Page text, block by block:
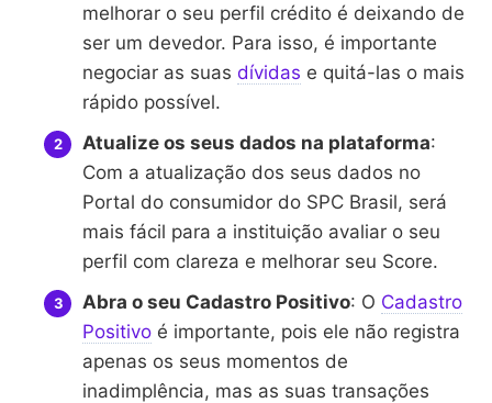
melhorar o seu perfil crédito é deixando de
ser um devedor. Para isso, é importante
negociar as suas dívidas e quitá-las o mais
rápido possível.
Atualize os seus dados na plataforma:
Com a atualização dos seus dados no
Portal do consumidor do SPC Brasil, será
mais fácil para a instituição avaliar o seu
perfil com clareza e melhorar seu Score.
Abra o seu Cadastro Positivo: O Cadastro
Positivo é importante, pois ele não registra
apenas os seus momentos de
inadimplência, mas as suas transações